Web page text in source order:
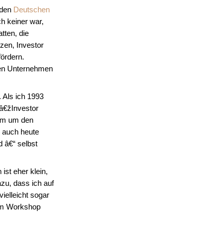
Deutschen
keiner war,
die
Investor
Unternehmen
Als ich 1993
um den
heute
â€“ selbst
ist eher klein,
dass ich auf
sogar
Workshop